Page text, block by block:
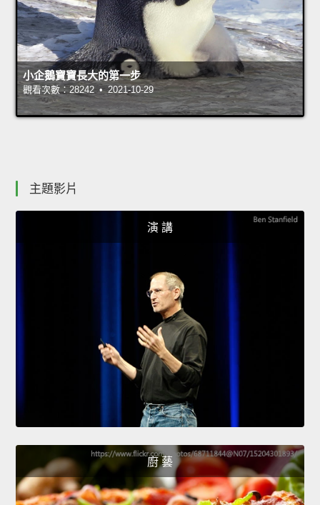
小企鵝寶寶長大的第一步
觀看次數：28242 • 2021-10-29
主題影片
演 講
廚 藝